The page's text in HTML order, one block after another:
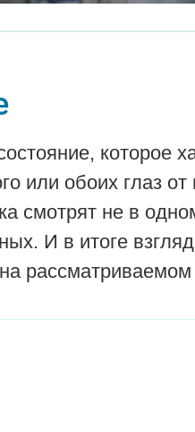
которое
или обоих глаз
смотрят не в
И в итоге